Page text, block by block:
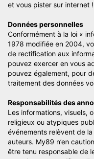
et vous pister sur internet !
Données personnelles
Conformément à la loi «
1978 modifiée en 2004,
de rectification aux
pouvez exercer en vous
pouvez également, pour
traitement des données
Responsabilités des
Les informations, visuels,
religieux ou atypiques
événements relèvent de
auteurs. My89 n’en
être tenu responsable de